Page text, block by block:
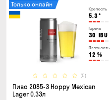
Крепость
5.3°
Горечь
30 IBU
Плотность
12 %
(0)
Только онлайн
Пиво 2085-3 Hoppy Mexican
Lager 0.33л